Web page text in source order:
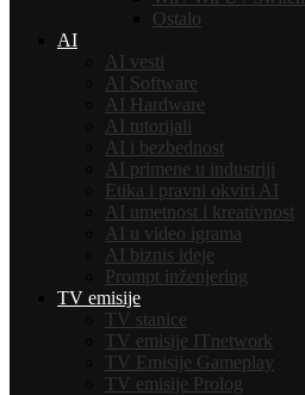
Ostalo
AI
AI vesti
AI Software
AI Hardware
AI tutorijali
AI i bezbednost
AI primene u industriji
Etika i pravni okviri AI
AI umetnost i kreativnost
AI u video igrama
AI biznis ideje
Prompt inženjering
TV emisije
TV stanice
TV emisije ITnetwork
TV Emisije Gameplay
TV emisije Prolog